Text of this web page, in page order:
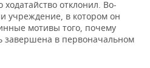
отклонил. Во-
учреждение, в котором он
мотивы того, почему
завершена в первоначальном